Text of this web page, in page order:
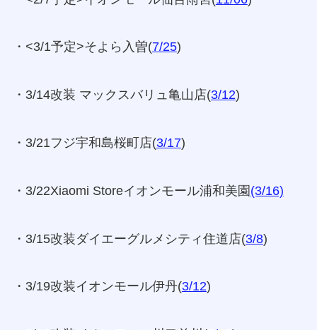
・<3/1予定>そよら入曽(7/25)
・3/14改装 マックスバリュ亀山店(3/12)
・3/21フジ宇和島桜町店(3/17)
・3/22Xiaomi Storeイオンモール浦和美園(3/16)
・3/15改装ダイエーグルメシティ住道店(3/8)
・3/19改装イオンモール伊丹(3/12)